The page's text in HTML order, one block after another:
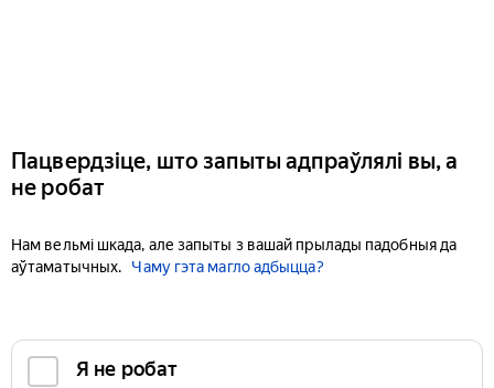
Пацвердзіце, што запыты адпраўлялі вы, а
не робат
Нам вельмі шкада, але запыты з вашай прылады падобныя да
аўтаматычных.
Чаму гэта магло адбыцца?
Я не робат